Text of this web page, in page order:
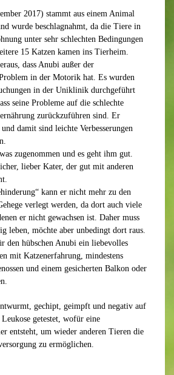
2017) stammt aus einem Animal
wurde beschlagnahmt, da die Tiere in
unter sehr schlechten Bedingungen
15 Katzen kamen ins Tierheim.
dass Anubi außer der
in der Motorik hat. Es wurden
in der Uniklinik durchgeführt
ss seine Probleme auf die schlechte
zurückzuführen sind. Er
damit sind leichte Verbesserungen
zugenommen und es geht ihm gut.
lieber Kater, der gut mit anderen
.
“ kann er nicht mehr zu den
verlegt werden, da dort auch viele
er nicht gewachsen ist. Daher muss
leben, möchte aber unbedingt dort raus.
den hübschen Anubi ein liebevolles
mit Katzenerfahrung, mindestens
und einem gesicherten Balkon oder
gechipt, geimpft und negativ auf
getestet, wofür eine
entsteht, um wieder anderen Tieren die
zu ermöglichen.